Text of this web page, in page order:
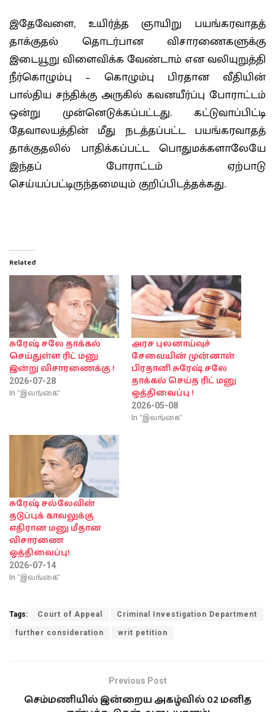
இதேவேளை, உயிர்த்த ஞாயிறு பயங்கரவாதத்
தாக்குதல் தொடர்பான விசாரணைகளுக்கு
இடையூறு விளைவிக்க வேண்டாம் என வலியுறுத்தி
நீர்கொழும்பு – கொழும்பு பிரதான வீதியின்
பால்திய சந்திக்கு அருகில் கவனயீர்ப்பு போராட்டம்
ஒன்று முன்னெடுக்கப்பட்டது. கட்டுவாப்பிட்டி
தேவாலயத்தின் மீது நடத்தப்பட்ட பயங்கரவாதத்
தாக்குதலில் பாதிக்கப்பட்ட பொதுமக்களாலேயே
இந்தப் போராட்டம் ஏற்பாடு
செய்யப்பட்டிருந்தமையும் குறிப்பிடத்தக்கது.
Related
சுரேஷ் சலே தாக்கல்
செய்துள்ள ரிட் மனு
இன்று விசாரணைக்கு !
2026-07-28
In "இலங்கை"
அரச புலனாய்வுச்
சேவையின் முன்னாள்
பிரதானி சுரேஷ் சலே
தாக்கல் செய்த ரிட் மனு
ஒத்திவைப்பு !
2026-05-08
In "இலங்கை"
சுரேஷ் சல்லேவின்
தடுப்புக் காவலுக்கு
எதிரான மனு மீதான
விசாரணை
ஒத்திவைப்பு!
2026-07-14
In "இலங்கை"
Tags: Court of Appeal Criminal Investigation Department
further consideration writ petition
Previous Post
செம்மணியில் இன்றைய அகழ்வில் 02 மனித